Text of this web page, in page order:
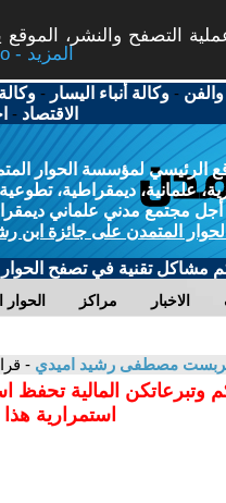
التصفح والنشر،
More info - المزيد
والفن -وكالة أنباء اليسار -
الاقتصاد -
الرئيسي لمؤسسة الحوار
علمانية، ديمقراطية،
مجتمع مدني علماني
المتمدن على جائزة ابن
مشاكل تقنية في تصفح الحوار
مراكز الاخبار
مصطفى رشيد اميدي -
وتبرعاتكن المالية تحفظ
استمرارية